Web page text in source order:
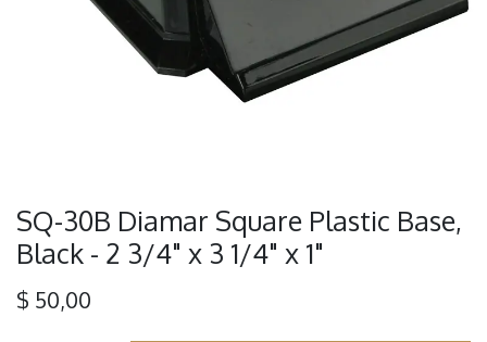
SQ-30B Diamar Square Plastic Base,
Black - 2 3/4" x 3 1/4" x 1"
$ 50,00